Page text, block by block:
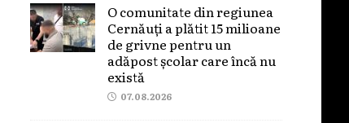
O comunitate din regiunea
Cernăuți a plătit 15 milioane
de grivne pentru un
adăpost școlar care încă nu
există
07.08.2026